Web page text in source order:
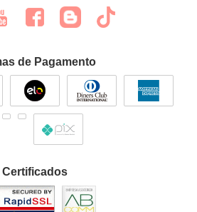
de Pagamento
Certificados